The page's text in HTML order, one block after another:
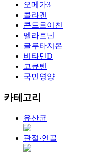
오메가3
콜라겐
콘드로이친
멜라토닌
글루타치온
비타민D
코큐텐
국민영양
카테고리
유산균
관절·연골